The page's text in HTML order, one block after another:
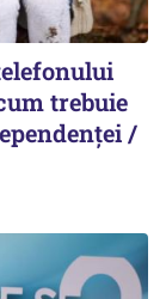
trebuie
/